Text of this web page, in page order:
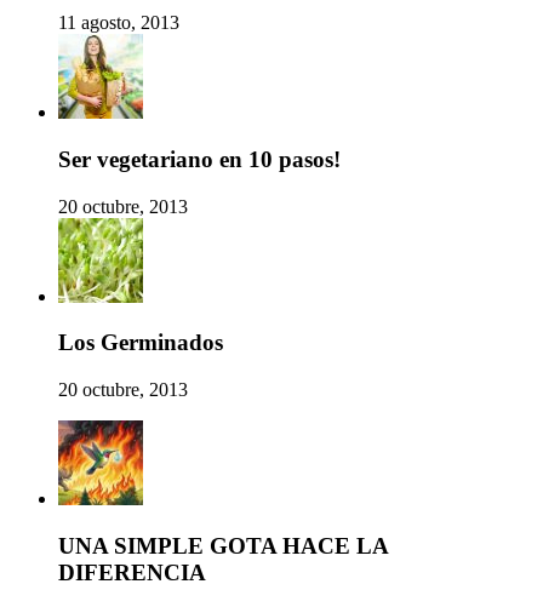
11 agosto, 2013
Ser vegetariano en 10 pasos!
20 octubre, 2013
Los Germinados
20 octubre, 2013
UNA SIMPLE GOTA HACE LA
DIFERENCIA